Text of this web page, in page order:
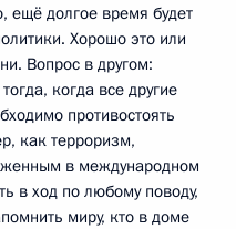
ещё долгое время будет
Хорошо это или
Вопрос в другом:
когда все другие
противостоять
как терроризм,
в международном
в ход по любому поводу,
миру, кто в доме